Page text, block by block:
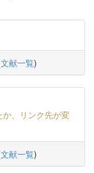
文献一覧)
、リンク先が変
文献一覧)